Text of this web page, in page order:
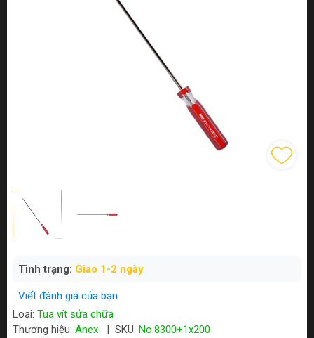
Tình trạng: Giao 1-2 ngày
Viết đánh giá của bạn
Loại: Tua vít sửa chữa
Thương hiệu: Anex SKU: No.8300+1x200